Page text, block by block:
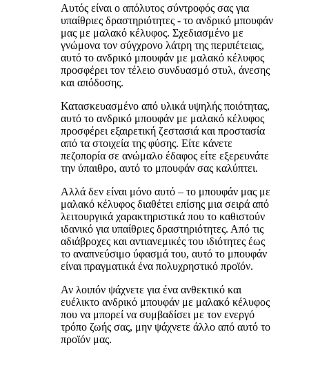
Αυτός είναι ο απόλυτος σύντροφός σας για
υπαίθριες δραστηριότητες - το ανδρικό μπουφάν
μας με μαλακό κέλυφος. Σχεδιασμένο με
γνώμονα τον σύγχρονο λάτρη της περιπέτειας,
αυτό το ανδρικό μπουφάν με μαλακό κέλυφος
προσφέρει τον τέλειο συνδυασμό στυλ, άνεσης
και απόδοσης.
Κατασκευασμένο από υλικά υψηλής ποιότητας,
αυτό το ανδρικό μπουφάν με μαλακό κέλυφος
προσφέρει εξαιρετική ζεστασιά και προστασία
από τα στοιχεία της φύσης. Είτε κάνετε
πεζοπορία σε ανώμαλο έδαφος είτε εξερευνάτε
την ύπαιθρο, αυτό το μπουφάν σας καλύπτει.
Αλλά δεν είναι μόνο αυτό – το μπουφάν μας με
μαλακό κέλυφος διαθέτει επίσης μια σειρά από
λειτουργικά χαρακτηριστικά που το καθιστούν
ιδανικό για υπαίθριες δραστηριότητες. Από τις
αδιάβροχες και αντιανεμικές του ιδιότητες έως
το αναπνεύσιμο ύφασμά του, αυτό το μπουφάν
είναι πραγματικά ένα πολυχρηστικό προϊόν.
Αν λοιπόν ψάχνετε για ένα ανθεκτικό και
ευέλικτο ανδρικό μπουφάν με μαλακό κέλυφος
που να μπορεί να συμβαδίσει με τον ενεργό
τρόπο ζωής σας, μην ψάχνετε άλλο από αυτό το
προϊόν μας.